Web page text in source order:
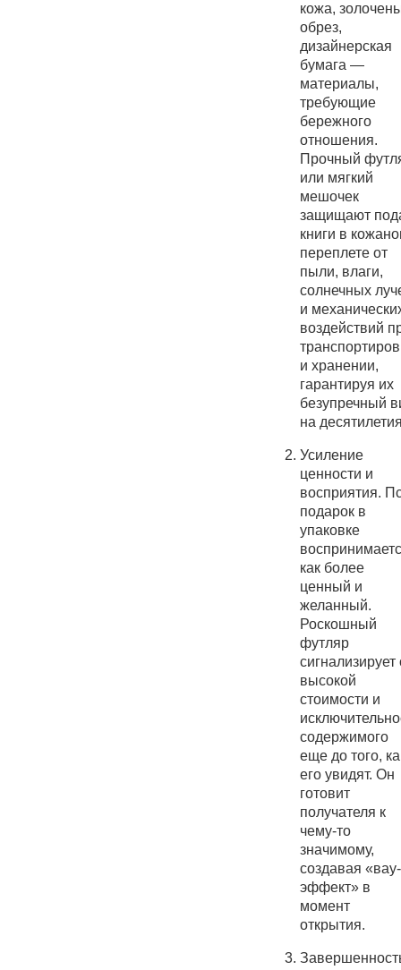
кожа,
обрез,
дизайнерская
бумага —
материалы,
требующие
бережного
отношения.
Прочный
или мягкий
мешочек
защищают
книги в
переплете от
пыли, влаги,
солнечных
и
воздействий
и хранении,
гарантируя их
безупречный
на
Усиление
ценности и
восприятия.
подарок в
упаковке
как более
ценный и
желанный.
Роскошный
футляр
сигнализирует
высокой
стоимости и
содержимого
еще до того,
его увидят. Он
готовит
получателя к
чему-то
значимому,
создавая «вау-
эффект» в
момент
открытия.